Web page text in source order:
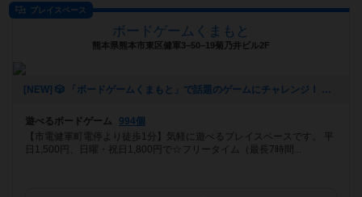
プレイスペース
ボードゲームくまもと
熊本県熊本市東区健軍3−50−19菊乃井ビル2F
[NEW] 🎲 「ボードゲームくまもと」で話題のゲームにチャレンジ！ 🚀✨（2024年12月16日 12時53分）
遊べるボードゲーム
994個
【市電健軍町電停より徒歩1分】気軽に遊べるプレイスペースです。 平
日1,500円、日曜・祝日1,800円で☆フリータイム（最長7時間...